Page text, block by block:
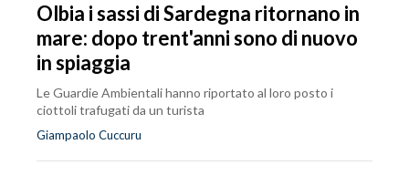
Olbia i sassi di Sardegna ritornano in
mare: dopo trent'anni sono di nuovo
in spiaggia
Le Guardie Ambientali hanno riportato al loro posto i
ciottoli trafugati da un turista
Giampaolo Cuccuru